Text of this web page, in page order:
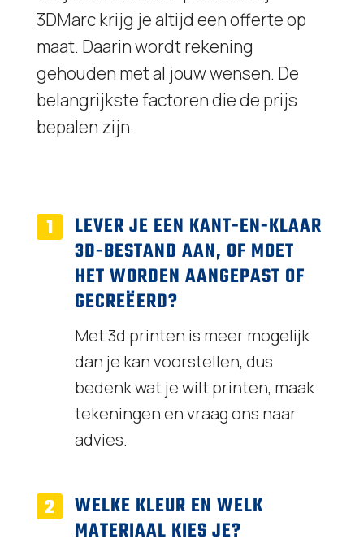
3DMarc krijg je altijd een offerte op
maat. Daarin wordt rekening
gehouden met al jouw wensen. De
belangrijkste factoren die de prijs
bepalen zijn.
LEVER JE EEN KANT-EN-KLAAR
3D-BESTAND AAN, OF MOET
HET WORDEN AANGEPAST OF
GECREËERD?
Met 3d printen is meer mogelijk
dan je kan voorstellen, dus
bedenk wat je wilt printen, maak
tekeningen en vraag ons naar
advies.
WELKE KLEUR EN WELK
MATERIAAL KIES JE?